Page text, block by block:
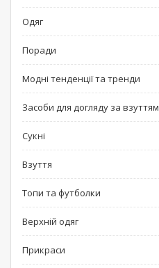
Одяг
Поради
Модні тенденції та тренди
Засоби для догляду за взуттям
Сукні
Взуття
Топи та футболки
Верхній одяг
Прикраси